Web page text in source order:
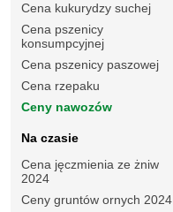
Cena kukurydzy suchej
Cena pszenicy
konsumpcyjnej
Cena pszenicy paszowej
Cena rzepaku
Ceny nawozów
Na czasie
Cena jęczmienia ze żniw
2024
Ceny gruntów ornych 2024